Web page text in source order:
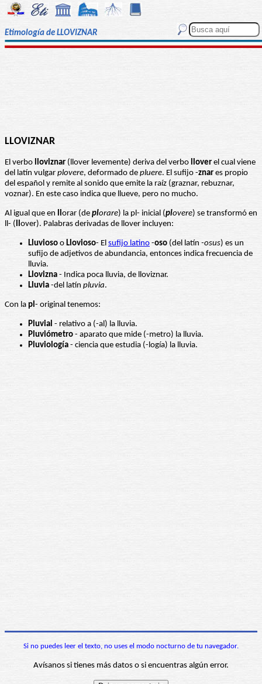
Etimología de LLOVIZNAR
LLOVIZNAR
El verbo lloviznar (llover levemente) deriva del verbo llover el cual viene
del latín vulgar plovere, deformado de pluere. El sufijo -znar es propio
del español y remite al sonido que emite la raíz (graznar, rebuznar,
voznar). En este caso indica que llueve, pero no mucho.
Al igual que en llorar (de plorare) la pl- inicial (plovere) se transformó en
ll- (llover). Palabras derivadas de llover incluyen:
Lluvioso o Llovioso- El sufijo latino -oso (del latín -osus) es un
sufijo de adjetivos de abundancia, entonces indica frecuencia de
lluvia.
Llovizna - Indica poca lluvia, de lloviznar.
Lluvia -del latín pluvia.
Con la pl- original tenemos:
Pluvial - relativo a (-al) la lluvia.
Pluviómetro - aparato que mide (-metro) la lluvia.
Pluviología - ciencia que estudia (-logía) la lluvia.
Si no puedes leer el texto, no uses el modo nocturno de tu navegador.
Avísanos si tienes más datos o si encuentras algún error.